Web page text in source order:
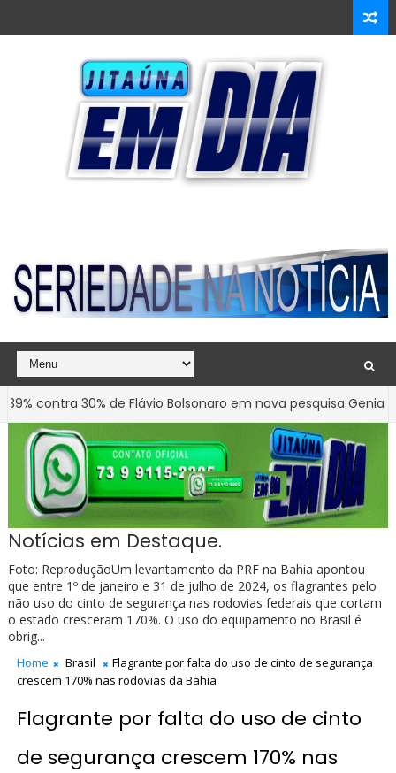
30% de Flávio Bolsonaro em nova pesquisa Genial/Quaest
Notícias em Destaque.
Foto: ReproduçãoUm levantamento da PRF na Bahia apontou
que entre 1º de janeiro e 31 de julho de 2024, os flagrantes pelo
não uso do cinto de segurança nas rodovias federais que cortam
o estado cresceram 170%. O uso do equipamento no Brasil é
obrig...
Home Brasil
Flagrante por falta do uso de cinto de segurança
crescem 170% nas rodovias da Bahia
Flagrante por falta do uso de cinto
de segurança crescem 170% nas